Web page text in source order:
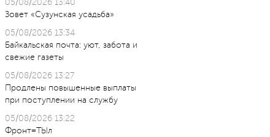
05/08/2026 13:40
Зовет «Сузунская усадьба»
05/08/2026 13:34
Байкальская почта: уют, забота и
свежие газеты
05/08/2026 13:27
Продлены повышенные выплаты
при поступлении на службу
05/08/2026 13:22
Фронт=ТЫл